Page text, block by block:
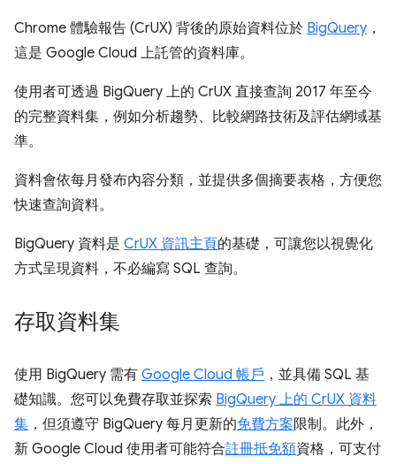
Chrome 體驗報告 (CrUX) 背後的原始資料位於 BigQuery ，
這是 Google Cloud 上託管的資料庫。
使用者可透過 BigQuery 上的 CrUX 直接查詢 2017 年至今
的完整資料集，例如分析趨勢、比較網路技術及評估網域基
準。
資料會依每月發布內容分類，並提供多個摘要表格，方便您
快速查詢資料。
BigQuery 資料是 CrUX 資訊主頁的基礎，可讓您以視覺化
方式呈現資料，不必編寫 SQL 查詢。
存取資料集
使用 BigQuery 需有 Google Cloud 帳戶 ，並具備 SQL 基
礎知識。您可以免費存取並探索 BigQuery 上的 CrUX 資料
集 ，但須遵守 BigQuery 每月更新的免費方案限制。此外，
新 Google Cloud 使用者可能符合註冊抵免額資格，可支付